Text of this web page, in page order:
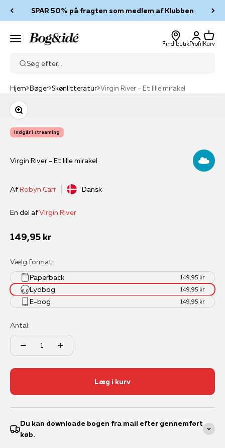
SPAR 50% på fragten som medlem af Klubben
Menu Bog & idé
Find butik
Log ind
Profil
Kurv
Kurv
Søg efter...
Hjem Bøger Skønlitteratur Virgin River - Et lille mirakel
Zoom
Indgår i streaming
Virgin River - Et lille mirakel
AfRobyn Carr Dansk
En del afVirgin River
Salgspris
149,95 kr
Vælg format:
Paperback
149,95 kr
Lydbog 149,95 kr
E-bog 149,95 kr
Antal:
Læg i kurv
Du kan downloade bogen fra mail efter gennemført
køb.